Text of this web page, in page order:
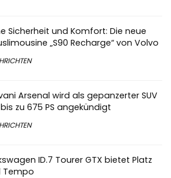
Sicherheit und Komfort: Die neue
„S90 Recharge“ von Volvo
Arsenal wird als gepanzerter SUV
zu 675 PS angekündigt
ID.7 Tourer GTX bietet Platz
Tempo